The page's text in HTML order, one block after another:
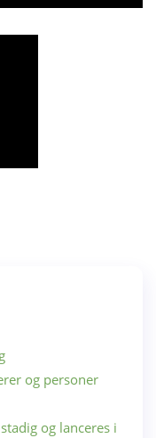
og personer
og lanceres i